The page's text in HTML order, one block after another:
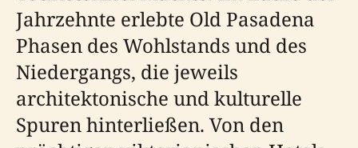
Jahrzehnte erlebte Old Pasadena
Phasen des Wohlstands und des
Niedergangs, die jeweils
architektonische und kulturelle
Spuren hinterließen. Von den